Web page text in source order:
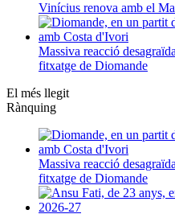
Vinícius renova amb el
Massiva reacció
fitxatge de Diomande
El més llegit
Rànquing
Massiva reacció
fitxatge de Diomande